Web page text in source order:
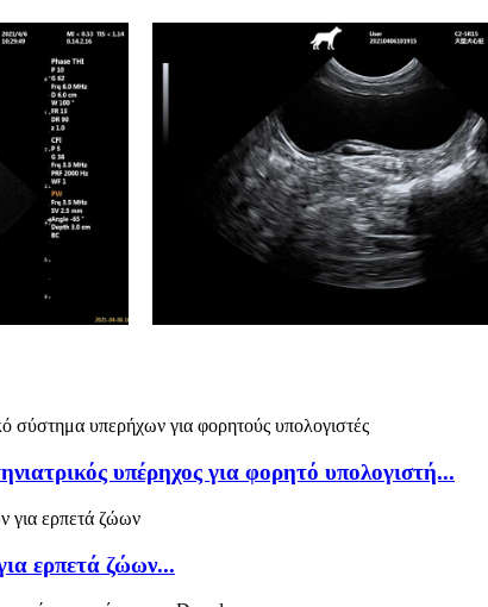
υπέρηχος για φορητό υπολογιστή...
ερπετά ζώων...